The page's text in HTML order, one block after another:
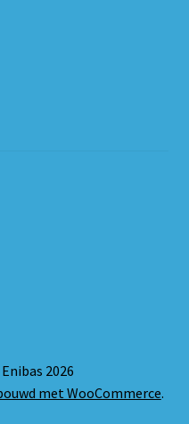
2026
met WooCommerce.